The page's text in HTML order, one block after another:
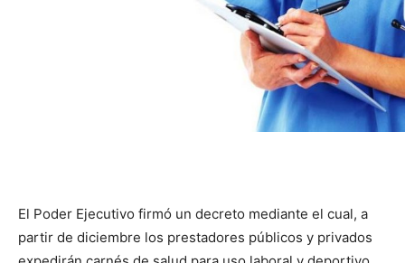
El Poder Ejecutivo firmó un decreto mediante el cual, a
partir de diciembre los prestadores públicos y privados